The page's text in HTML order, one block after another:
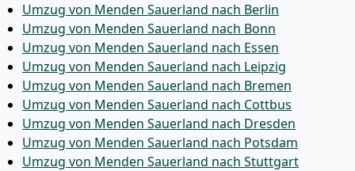
Umzug von Menden Sauerland nach Berlin
Umzug von Menden Sauerland nach Bonn
Umzug von Menden Sauerland nach Essen
Umzug von Menden Sauerland nach Leipzig
Umzug von Menden Sauerland nach Bremen
Umzug von Menden Sauerland nach Cottbus
Umzug von Menden Sauerland nach Dresden
Umzug von Menden Sauerland nach Potsdam
Umzug von Menden Sauerland nach Stuttgart